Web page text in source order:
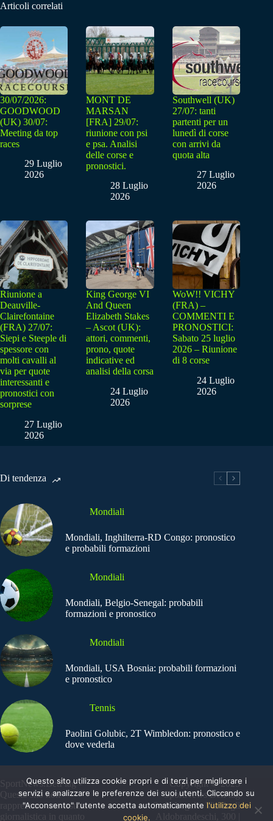
Articoli correlati
30/07/2026:
GOODWOOD
(UK) 30/07:
Meeting da top
races
29 Luglio
2026
MONT DE
MARSAN
[FRA] 29/07:
riunione con psi
e psa. Analisi
delle corse e
pronostici.
28 Luglio
2026
Southwell (UK)
27/07: tanti
partenti per un
lunedì di corse
con arrivi da
quota alta
27 Luglio
2026
Riunione a
Deauville-
Clairefontaine
(FRA) 27/07:
Siepi e Steeple di
spessore con
molti cavalli al
via per quote
interessanti e
pronostici con
sorprese
27 Luglio
2026
King George VI
And Queen
Elizabeth Stakes
– Ascot (UK):
attori, commenti,
prono, quote
indicative ed
analisi della corsa
24 Luglio
2026
WoW!! VICHY
(FRA) –
COMMENTI E
PRONOSTICI:
Sabato 25 luglio
2026 – Riunione
di 8 corse
24 Luglio
2026
Di tendenza
Mondiali
Mondiali, Inghilterra-RD Congo: pronostico
e probabili formazioni
Mondiali
Mondiali, Belgio-Senegal: probabili
formazioni e pronostico
Mondiali
Mondiali, USA Bosnia: probabili formazioni
e pronostico
Tennis
Paolini Golubic, 2T Wimbledon: pronostico e
dove vederla
SportNews.BetFlag -
Questo sito non
rappresenta una testata
giornalistica in quanto
Copyright © 2025
SportNews BetFlag
Sede Legale: Via degli
Aldobrandeschi, 300 |
Questo sito utilizza cookie propri e di terzi per migliorare i
servizi e analizzare le preferenze dei suoi utenti. Cliccando su
"Acconsento" l'utente accetta automaticamente l'utilizzo dei
cookie.